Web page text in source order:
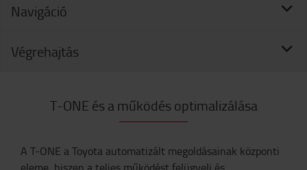
Navigáció
Végrehajtás
T-ONE és a működés optimalizálása
A T-ONE a Toyota automatizált megoldásainak központi